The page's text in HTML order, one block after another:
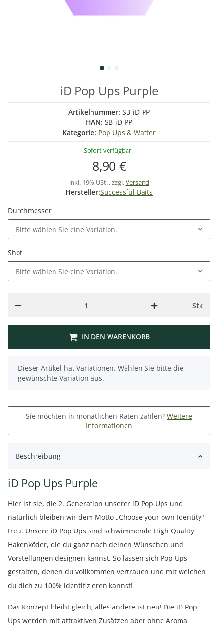
iD Pop Ups Purple
Artikelnummer: SB-iD-PP
HAN: SB-iD-PP
Kategorie: Pop Ups & Wafter
Sofort verfügbar
8,90 €
inkl. 19% USt. , zzgl.Versand
Hersteller:Successful Baits
Durchmesser
Bitte wählen Sie eine Variation.
Shot
Bitte wählen Sie eine Variation.
Stk
IN DEN WARENKORB
x
Dieser Artikel hat Variationen. Wählen Sie bitte die
gewünschte Variation aus.
Sie möchten in monatlichen Raten zahlen? Weitere
Informationen
Beschreibung
iD Pop Ups Purple
Hier ist sie, die 2. Generation unserer iD Pop Ups und
natürlich bleiben wir dem Motto „Choose your own Identity"
treu. Unsere iD Pop Ups sind schwimmende High Quality
Hakenköder, die du ganz nach deinen Wünschen und
Vorstellungen designen kannst. So lassen sich Pop Ups
gestalten, denen du vollkommen vertrauen und mit welchen
du dich zu 100% identifizieren kannst!
Das Konzept bleibt gleich, alles andere ist neu! Die iD Pop
Ups werden mit attraktiven Zusätzen aber ohne Aroma